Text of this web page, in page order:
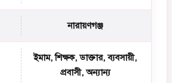
নারায়ণগঞ্জ
ইমাম, শিক্ষক, ডাক্তার, ব্যবসায়ী,
প্রবাসী, অন্যান্য